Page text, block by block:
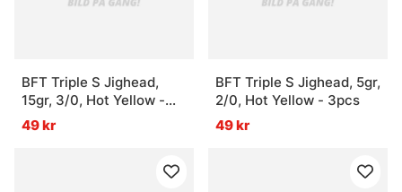
BFT Triple S Jighead,
15gr, 3/0, Hot Yellow -
2pcs
49 kr
BFT Triple S Jighead, 5gr,
2/0, Hot Yellow - 3pcs
49 kr